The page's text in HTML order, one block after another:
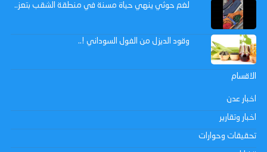
لغم حوثي ينهي حياة مسنة في منطقة الشقب بتعز..
وقود الديزل من الفول السوداني !..
الاقسام
اخبار عدن
اخبار وتقارير
تحقيقات وحوارات